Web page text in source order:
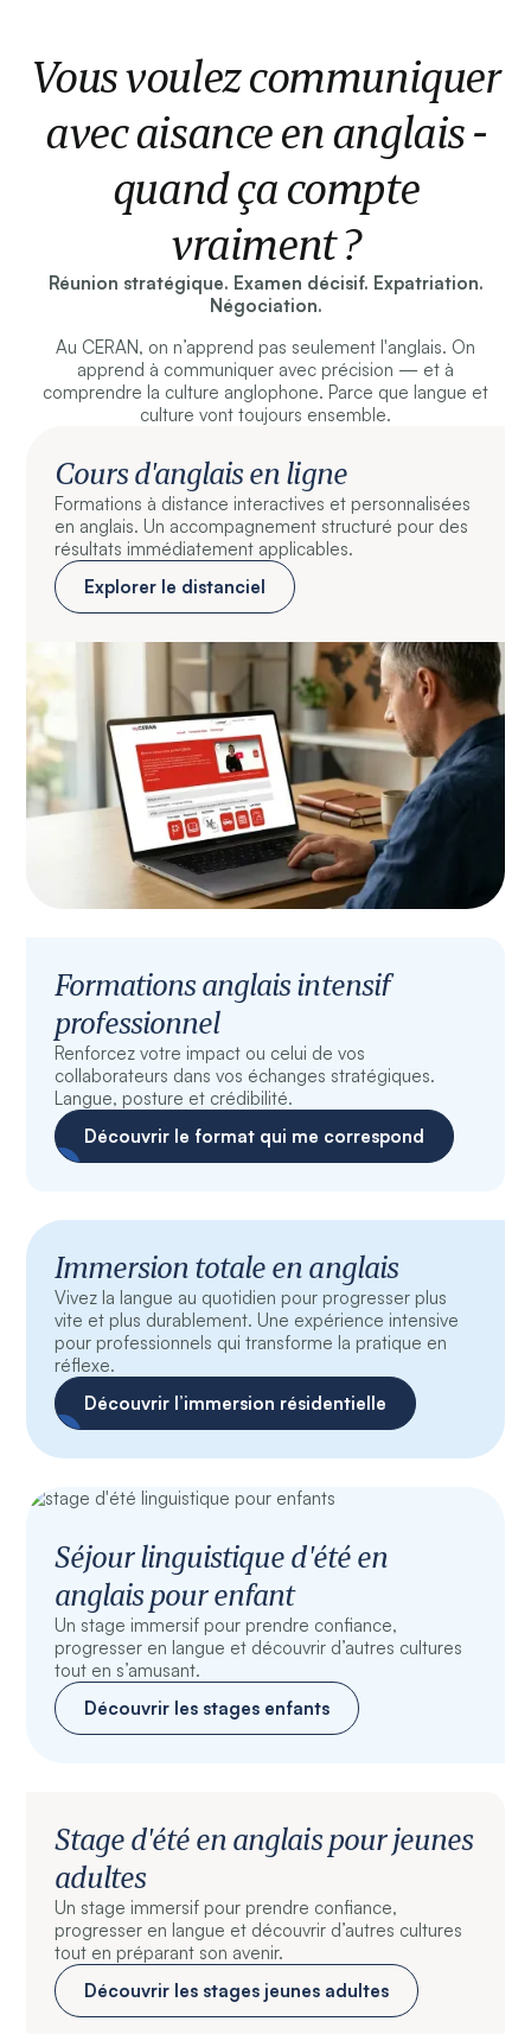
Vous voulez communiquer
avec aisance en anglais -
quand ça compte
vraiment ?
Réunion stratégique. Examen décisif. Expatriation.
Négociation.
Au CERAN, on n’apprend pas seulement l'anglais. On
apprend à communiquer avec précision — et à
comprendre la culture anglophone. Parce que langue et
culture vont toujours ensemble.
Cours d'anglais en ligne
Formations à distance interactives et personnalisées
en anglais. Un accompagnement structuré pour des
résultats immédiatement applicables.
Explorer le distanciel
Formations anglais intensif
professionnel
Renforcez votre impact ou celui de vos
collaborateurs dans vos échanges stratégiques.
Langue, posture et crédibilité.
Découvrir le format qui me correspond
Immersion totale en anglais
Vivez la langue au quotidien pour progresser plus
vite et plus durablement. Une expérience intensive
pour professionnels qui transforme la pratique en
réflexe.
Découvrir l’immersion résidentielle
Séjour linguistique d'été en
anglais pour enfant
Un stage immersif pour prendre confiance,
progresser en langue et découvrir d’autres cultures
tout en s’amusant.
Découvrir les stages enfants
Stage d'été en anglais pour jeunes
adultes
Un stage immersif pour prendre confiance,
progresser en langue et découvrir d’autres cultures
tout en préparant son avenir.
Découvrir les stages jeunes adultes